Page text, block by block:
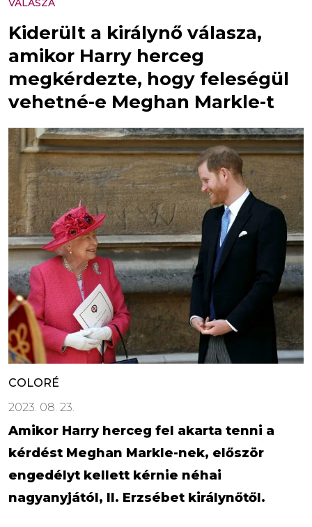
VÁLASZA
Kiderült a királynő válasza,
amikor Harry herceg
megkérdezte, hogy feleségül
vehetné-e Meghan Markle-t
COLORÉ
2023. 08. 23.
Amikor Harry herceg fel akarta tenni a
kérdést Meghan Markle-nek, először
engedélyt kellett kérnie néhai
nagyanyjától, II. Erzsébet királynőtől.